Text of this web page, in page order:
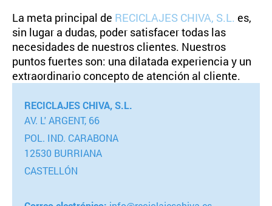
La meta principal de RECICLAJES CHIVA, S.L. es,
sin lugar a dudas, poder satisfacer todas las
necesidades de nuestros clientes. Nuestros
puntos fuertes son: una dilatada experiencia y un
extraordinario concepto de atención al cliente.
RECICLAJES CHIVA, S.L.
AV. L' ARGENT, 66
POL. IND. CARABONA
12530 BURRIANA
CASTELLÓN